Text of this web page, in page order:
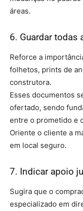
áreas.
6. Guardar todas
Reforce a
folhetos, prints de
construtora.
Esses documentos
ofertado, sendo
entre o prometido e
Oriente o cliente a
em local seguro.
7. Indicar apoio
Sugira que o
especializado em